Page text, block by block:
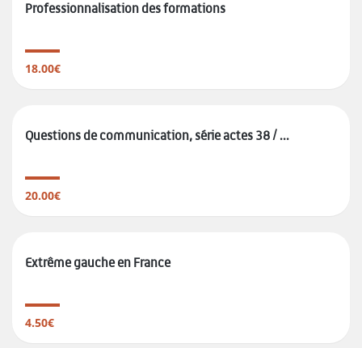
Professionnalisation des formations
18.00€
Questions de communication, série actes 38 / ...
20.00€
Extrême gauche en France
4.50€